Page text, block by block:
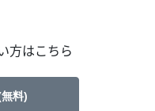
方はこちら
料)